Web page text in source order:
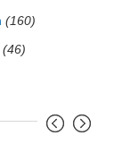
(160)
(46)